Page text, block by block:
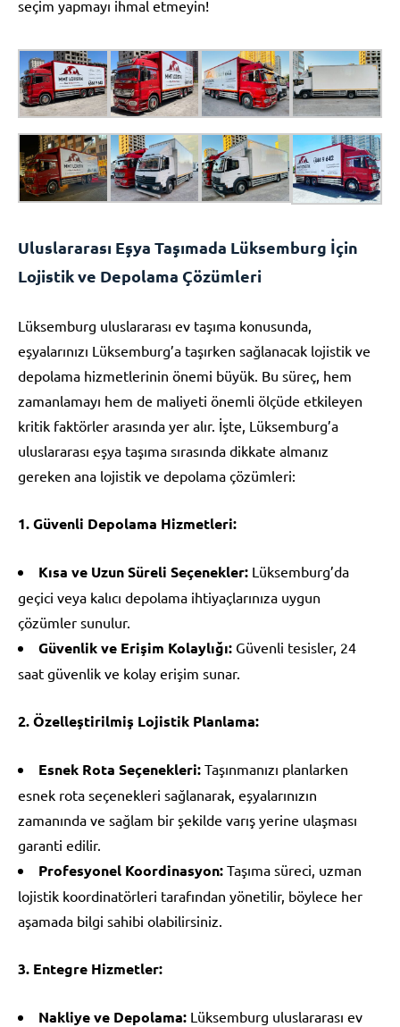
seçim yapmayı ihmal etmeyin!
Uluslararası Eşya Taşımada Lüksemburg İçin
Lojistik ve Depolama Çözümleri
Lüksemburg uluslararası ev taşıma konusunda,
eşyalarınızı Lüksemburg’a taşırken sağlanacak lojistik ve
depolama hizmetlerinin önemi büyük. Bu süreç, hem
zamanlamayı hem de maliyeti önemli ölçüde etkileyen
kritik faktörler arasında yer alır. İşte, Lüksemburg’a
uluslararası eşya taşıma sırasında dikkate almanız
gereken ana lojistik ve depolama çözümleri:
1. Güvenli Depolama Hizmetleri:
Kısa ve Uzun Süreli Seçenekler: Lüksemburg’da
geçici veya kalıcı depolama ihtiyaçlarınıza uygun
çözümler sunulur.
Güvenlik ve Erişim Kolaylığı: Güvenli tesisler, 24
saat güvenlik ve kolay erişim sunar.
2. Özelleştirilmiş Lojistik Planlama:
Esnek Rota Seçenekleri: Taşınmanızı planlarken
esnek rota seçenekleri sağlanarak, eşyalarınızın
zamanında ve sağlam bir şekilde varış yerine ulaşması
garanti edilir.
Profesyonel Koordinasyon: Taşıma süreci, uzman
lojistik koordinatörleri tarafından yönetilir, böylece her
aşamada bilgi sahibi olabilirsiniz.
3. Entegre Hizmetler:
Nakliye ve Depolama: Lüksemburg uluslararası ev